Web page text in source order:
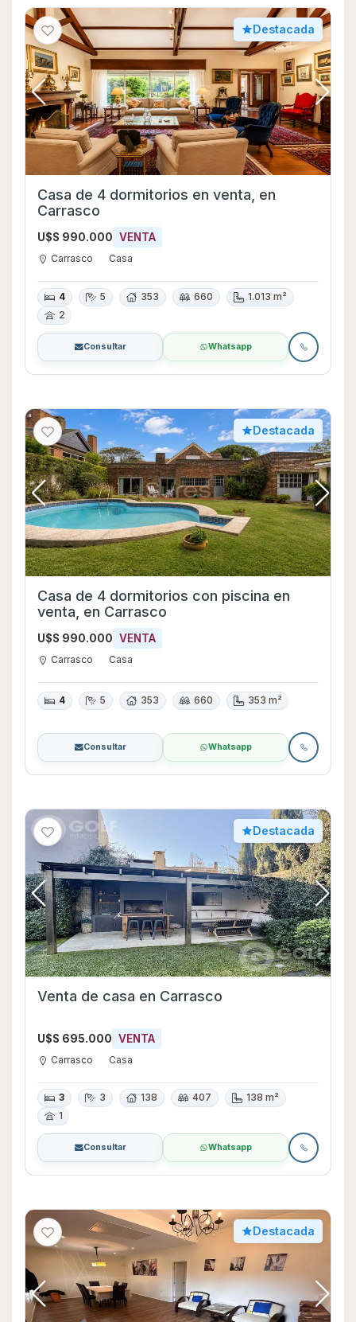
Destacada
Casa de 4 dormitorios en venta, en
Carrasco
U$S 990.000 VENTA
Carrasco Casa
4 5 353 660
1.013 m²
2
Consultar Whatsapp
Destacada
Casa de 4 dormitorios con piscina en
venta, en Carrasco
U$S 990.000 VENTA
Carrasco Casa
4 5 353 660 353 m²
Consultar Whatsapp
Destacada
Venta de casa en Carrasco
U$S 695.000 VENTA
Carrasco Casa
3 3 138 407
138 m²
1
Consultar Whatsapp
Destacada